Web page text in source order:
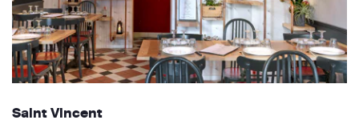
Saint Vincent